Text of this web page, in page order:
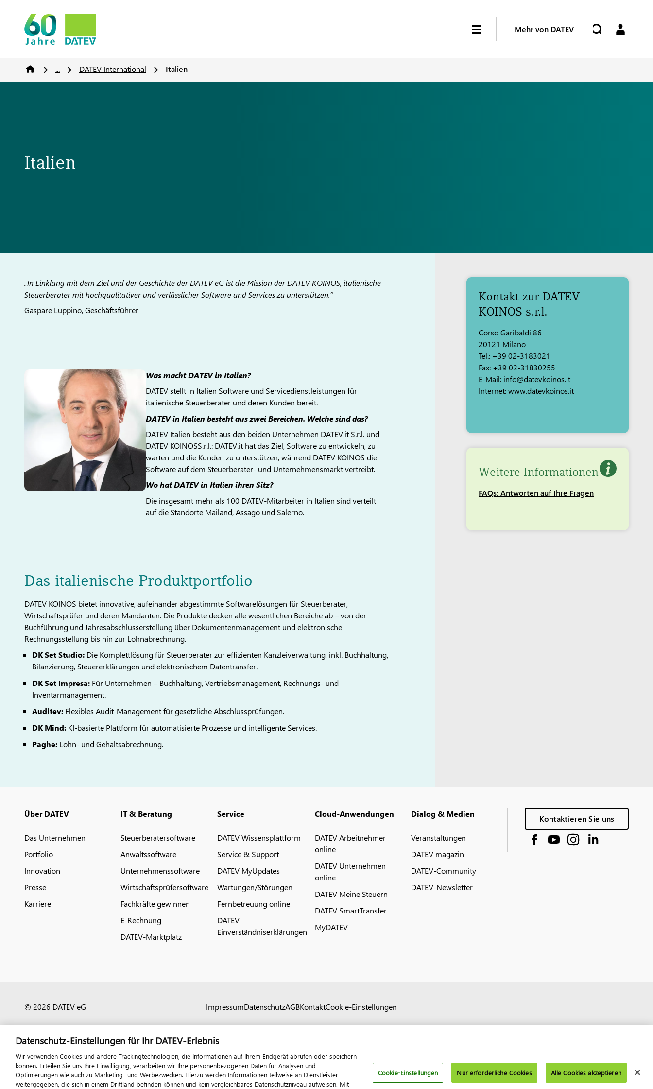
Mehr von DATEV
... DATEV International Italien
Italien
„In Einklang mit dem Ziel und der Geschichte der DATEV eG ist die Mission der DATEV KOINOS, italienische
Steuerberater mit hochqualitativer und verlässlicher Software und Services zu unterstützen.“
Gaspare Luppino, Geschäftsführer
Was macht DATEV in Italien?
DATEV stellt in Italien Software und Servicedienstleistungen für
italienische Steuerberater und deren Kunden bereit.
DATEV in Italien besteht aus zwei Bereichen. Welche sind das?
DATEV Italien besteht aus den beiden Unternehmen DATEV.it S.r.l. und
DATEV KOINOSS.r.l.: DATEV.it hat das Ziel, Software zu entwickeln, zu
warten und die Kunden zu unterstützen, während DATEV KOINOS die
Software auf dem Steuerberater- und Unternehmensmarkt vertreibt.
Wo hat DATEV in Italien ihren Sitz?
Die insgesamt mehr als 100 DATEV-Mitarbeiter in Italien sind verteilt
auf die Standorte Mailand, Assago und Salerno.
Das italienische Produktportfolio
DATEV KOINOS bietet innovative, aufeinander abgestimmte Softwarelösungen für Steuerberater,
Wirtschaftsprüfer und deren Mandanten. Die Produkte decken alle wesentlichen Bereiche ab – von der
Buchführung und Jahresabschlusserstellung über Dokumentenmanagement und elektronische
Rechnungsstellung bis hin zur Lohnabrechnung.
DK Set Studio: Die Komplettlösung für Steuerberater zur effizienten Kanzleiverwaltung, inkl. Buchhaltung,
Bilanzierung, Steuererklärungen und elektronischem Datentransfer.
DK Set Impresa: Für Unternehmen – Buchhaltung, Vertriebsmanagement, Rechnungs- und
Inventarmanagement.
Auditev: Flexibles Audit-Management für gesetzliche Abschlussprüfungen.
DK Mind: KI-basierte Plattform für automatisierte Prozesse und intelligente Services.
Paghe: Lohn- und Gehaltsabrechnung.
Kontakt zur DATEV
KOINOS s.r.l.
Corso Garibaldi 86
20121 Milano
Tel.: +39 02-3183021
Fax: +39 02-31830255
E-Mail: info@datevkoinos.it
Internet: www.datevkoinos.it
Weitere Informationen
FAQs: Antworten auf Ihre Fragen
Über DATEV
Das Unternehmen
Portfolio
Innovation
Presse
Karriere
IT & Beratung
Steuerberatersoftware
Anwaltssoftware
Unternehmenssoftware
Wirtschaftsprüfersoftware
Fachkräfte gewinnen
E-Rechnung
DATEV-Marktplatz
Service
DATEV Wissensplattform
Service & Support
DATEV MyUpdates
Wartungen/Störungen
Fernbetreuung online
DATEV
Einverständniserklärungen
Cloud-Anwendungen
DATEV Arbeitnehmer
online
DATEV Unternehmen
online
DATEV Meine Steuern
DATEV SmartTransfer
MyDATEV
Dialog & Medien
Veranstaltungen
DATEV magazin
DATEV-Community
DATEV-Newsletter
Kontaktieren Sie uns
© 2026 DATEV eG ImpressumDatenschutzAGBKontaktCookie-Einstellungen
Datenschutz-Einstellungen für Ihr DATEV-Erlebnis
Wir verwenden Cookies und andere Trackingtechnologien, die Informationen auf Ihrem Endgerät abrufen oder speichern
können. Erteilen Sie uns Ihre Einwilligung, verarbeiten wir Ihre personenbezogenen Daten für Analysen und
Optimierungen wie auch zu Marketing- und Werbezwecken. Hierzu werden Informationen teilweise an Dienstleister
weitergegeben, die sich in einem Drittland befinden können und kein vergleichbares Datenschutzniveau aufweisen. Mit
Cookie-Einstellungen Nur erforderliche Cookies Alle Cookies akzeptieren